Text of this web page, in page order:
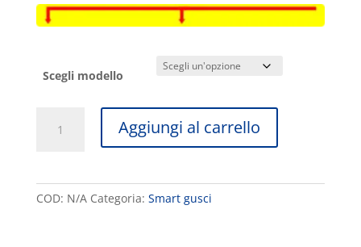
Scegli modello
chiavi
Aggiungi al carrello
COD: N/A Categoria: Smart gusci